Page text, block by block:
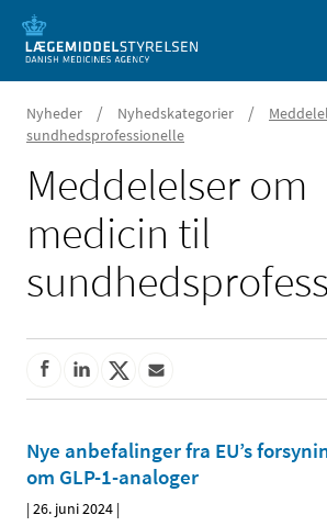
Nyheder / Nyhedskategorier /
sundhedsprofessionelle
Meddelelser om
medicin til
Nye anbefalinger fra EU’s
om GLP-1-analoger
|26. juni 2024 |